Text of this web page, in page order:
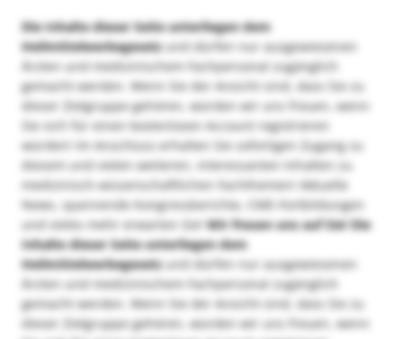
Die Inhalte dieser Seite unterliegen dem
Heilmittelwerbegesetzund dürfen nur ausgewiesenen
Ärzten und medizinischem Fachpersonal zugänglich
gemacht werden. Wenn Sie der Ansicht sind, dass Sie zu
dieser Zielgruppe gehören, würden wir uns freuen, wenn
Sie sich für einen kostenlosen Account registrieren
würden! Im Anschluss erhalten Sie sofortigen Zugang zu
diesem und vielen weiteren, interessanten Inhalten zu
medizinisch-wissenschaftlichen Fachthemen! Aktuelle
News, spannende Kongressberichte, CME-Fortbildungen
und vieles mehr erwarten Sie!Wir freuen uns auf Sie! Die
Inhalte dieser Seite unterliegen dem
Heilmittelwerbegesetzund dürfen nur ausgewiesenen
Ärzten und medizinischem Fachpersonal zugänglich
gemacht werden. Wenn Sie der Ansicht sind, dass Sie zu
dieser Zielgruppe gehören, würden wir uns freuen, wenn